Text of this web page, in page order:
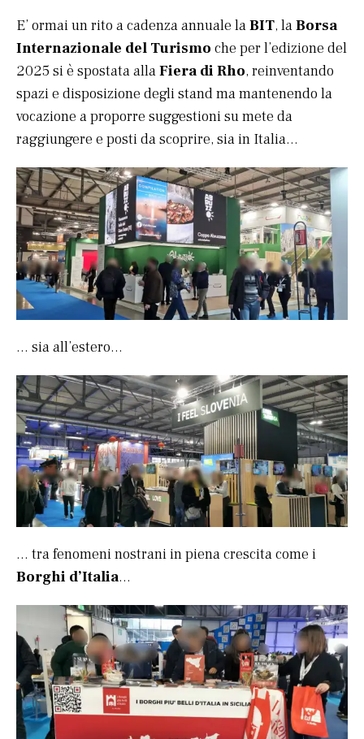
E’ ormai un rito a cadenza annuale laBIT, laBorsa
Internazionale del Turismo che per l’edizione del
2025 si è spostata allaFiera di Rho, reinventando
spazi e disposizione degli stand ma mantenendo la
vocazione a proporre suggestioni su mete da
raggiungere e posti da scoprire, sia in Italia…
… sia all’estero…
… tra fenomeni nostrani in piena crescita come i
Borghi d’Italia…